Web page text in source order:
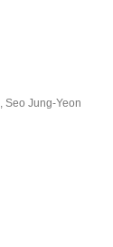
,Seo Jung-Yeon